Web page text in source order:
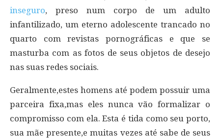
inseguro, preso num corpo de um adulto
infantilizado, um eterno adolescente trancado no
quarto com revistas pornográficas e que se
masturba com as fotos de seus objetos de desejo
nas suas redes sociais.
Geralmente,estes homens até podem possuir uma
parceira fixa,mas eles nunca vão formalizar o
compromisso com ela. Esta é tida como seu porto,
sua mãe presente,e muitas vezes até sabe de seus